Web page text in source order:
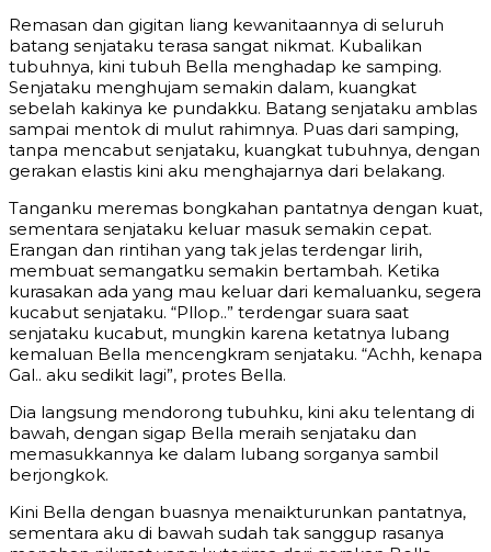
Remasan dan gigitan liang kewanitaannya di seluruh
batang senjataku terasa sangat nikmat. Kubalikan
tubuhnya, kini tubuh Bella menghadap ke samping.
Senjataku menghujam semakin dalam, kuangkat
sebelah kakinya ke pundakku. Batang senjataku amblas
sampai mentok di mulut rahimnya. Puas dari samping,
tanpa mencabut senjataku, kuangkat tubuhnya, dengan
gerakan elastis kini aku menghajarnya dari belakang.
Tanganku meremas bongkahan pantatnya dengan kuat,
sementara senjataku keluar masuk semakin cepat.
Erangan dan rintihan yang tak jelas terdengar lirih,
membuat semangatku semakin bertambah. Ketika
kurasakan ada yang mau keluar dari kemaluanku, segera
kucabut senjataku. “Pllop..” terdengar suara saat
senjataku kucabut, mungkin karena ketatnya lubang
kemaluan Bella mencengkram senjataku. “Achh, kenapa
Gal.. aku sedikit lagi”, protes Bella.
Dia langsung mendorong tubuhku, kini aku telentang di
bawah, dengan sigap Bella meraih senjataku dan
memasukkannya ke dalam lubang sorganya sambil
berjongkok.
Kini Bella dengan buasnya menaikturunkan pantatnya,
sementara aku di bawah sudah tak sanggup rasanya